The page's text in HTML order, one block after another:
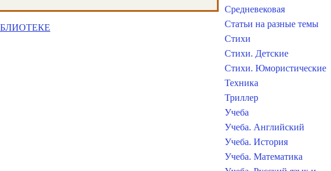
Средневековая
Статьи на разные темы
Стихи
Стихи. Детские
Стихи. Юмористические
Техника
Триллер
Учеба
Учеба. Английский
Учеба. История
Учеба. Математика